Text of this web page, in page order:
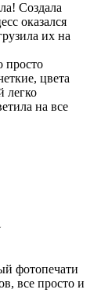
Создала
оказался
их на
просто
цвета
легко
на все
фотопечати
все просто и